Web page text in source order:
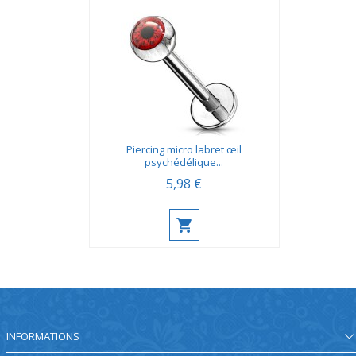
Piercing micro labret œil
psychédélique...
5,98 €
INFORMATIONS